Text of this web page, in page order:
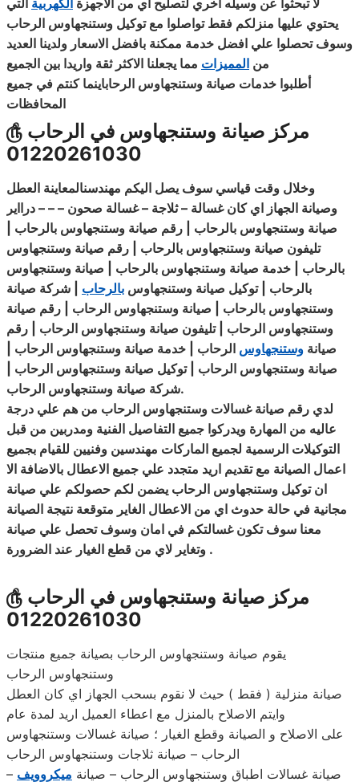
لا تبحثوا عن وسيله اخري لتصليح اي من الاجهزة الكهربية التي
يحتوي عليها منزلكم فقط تواصلوا مع توكيل وستنجهاوس الرحاب
وسوف تحصلوا علي افضل خدمة ممكنة بافضل الاسعار ولدينا العديد
من المميزات مما يجعلنا الاكثر ثقة واريدا بين الجميع
أطلبوا خدمات صيانة وستنجهاوس الرحاباينما كنتم في جميع
المحافظات
مركز صيانة وستنجهاوس في الرحاب ௹
01220261030
وخلال وقت قياسي سوف يصل اليكم مهندسنالمعاينة العطل
وصيانة الجهاز اي كان غسالة – ثلاجة – غسالة صحون – – – درااير
صيانة وستنجهاوس بالرحاب | رقم صيانة وستنجهاوس بالرحاب |
تليفون صيانة وستنجهاوس بالرحاب | رقم صيانة وستنجهاوس
بالرحاب | خدمة صيانة وستنجهاوس بالرحاب | صيانة وستنجهاوس
بالرحاب | توكيل صيانة وستنجهاوس بالرحاب | شركة صيانة
وستنجهاوس بالرحاب | صيانة وستنجهاوس الرحاب | رقم صيانة
وستنجهاوس الرحاب | تليفون صيانة وستنجهاوس الرحاب | رقم
صيانة وستنجهاوس الرحاب | خدمة صيانة وستنجهاوس الرحاب |
صيانة وستنجهاوس الرحاب | توكيل صيانة وستنجهاوس الرحاب |
شركة صيانة وستنجهاوس الرحاب.
لدي رقم صيانة غسالات وستنجهاوس الرحاب من هم علي درجة
عاليه من المهارة ويدركوا جميع التفاصيل الفنية ومدربين من قبل
التوكيلات الرسمية لجميع الماركات مهندسين وفنيين للقيام بجميع
اعمال الصيانة مع تقديم اريد متجدد علي جميع الاعطال بالاضافة الا
ان توكيل وستنجهاوس الرحاب يضمن لكم حصولكم علي صيانة
مجانية في حالة حدوث اي من الاعطال الغاير متوقعة نتيجة الصيانة
معنا سوف تكون غسالتكم في امان وسوف تحصل علي صيانة
وتغاير لاي من قطع الغيار عند الضرورة .
مركز صيانة وستنجهاوس في الرحاب ௹
01220261030
يقوم صيانة وستنجهاوس الرحاب بصيانة جميع منتجات
وستنجهاوس الرحاب
صيانة منزلية ( فقط ) حيث لا نقوم بسحب الجهاز اي كان العطل
وايتم الاصلاح بالمنزل مع اعطاء العميل اريد لمدة عام
على الاصلاح و الصيانة وقطع الغيار ؛ صيانة غسالات وستنجهاوس
الرحاب – صيانة ثلاجات وستنجهاوس الرحاب
– صيانة غسالات اطباق وستنجهاوس الرحاب – صيانة ميكروويف